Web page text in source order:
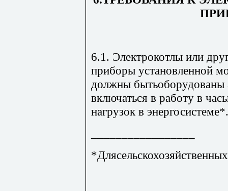
6.1. Электрокотлы или
приборы установленной
должны бытьоборудованы
включаться в работу в
нагрузок в энергосистеме*.